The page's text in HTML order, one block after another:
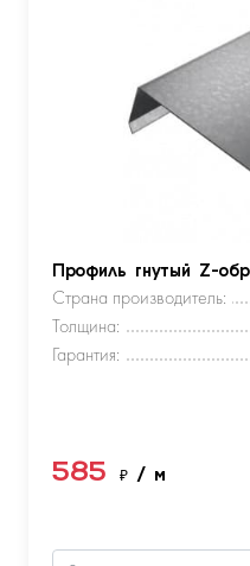
Профиль гнутый Z-
Страна производитель:
Толщина:
Гарантия:
585 ₽ / м